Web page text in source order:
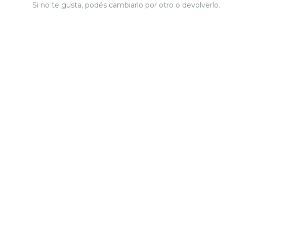
Si no te gusta, podés cambiarlo por otro o devolverlo.